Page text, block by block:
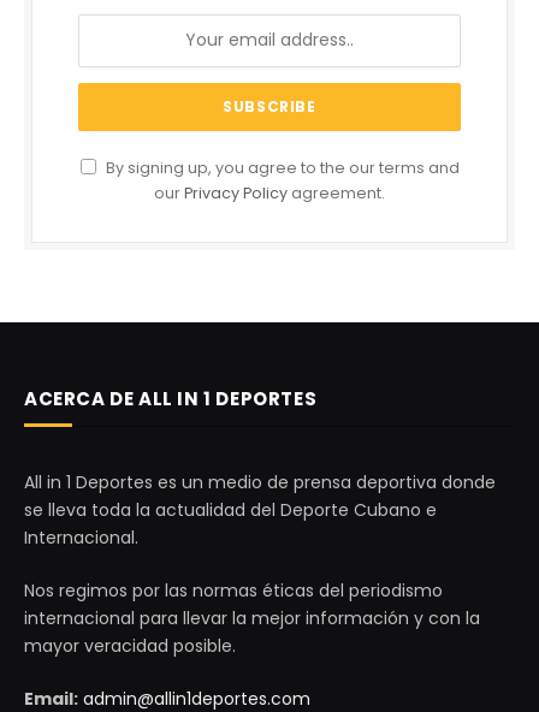
By signing up, you agree to the our terms and
ourPrivacy Policy agreement.
ACERCA DE ALL IN 1 DEPORTES
All in 1 Deportes es un medio de prensa deportiva donde
se lleva toda la actualidad del Deporte Cubano e
Internacional.
Nos regimos por las normas éticas del periodismo
internacional para llevar la mejor información y con la
mayor veracidad posible.
Email: admin@allin1deportes.com